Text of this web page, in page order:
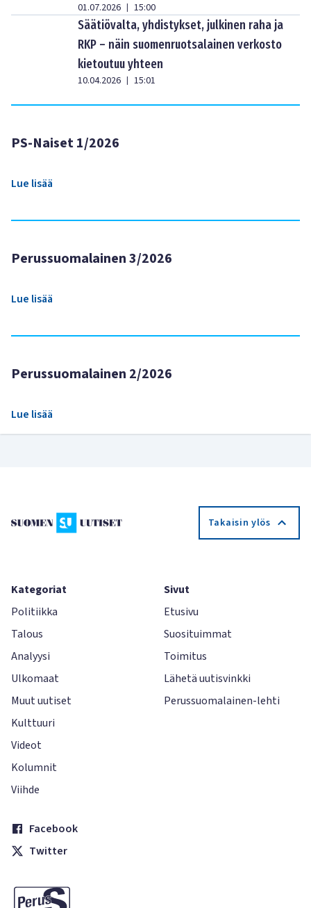
01.07.2026 | 15:00
Säätiövalta, yhdistykset, julkinen raha ja
RKP – näin suomenruotsalainen verkosto
kietoutuu yhteen
10.04.2026 | 15:01
PS-Naiset 1/2026
Lue lisää
Perussuomalainen 3/2026
Lue lisää
Perussuomalainen 2/2026
Lue lisää
Takaisin ylös
Kategoriat
Politiikka
Talous
Analyysi
Ulkomaat
Muut uutiset
Kulttuuri
Videot
Kolumnit
Viihde
Sivut
Etusivu
Suosituimmat
Toimitus
Lähetä uutisvinkki
Perussuomalainen-lehti
Facebook
Twitter